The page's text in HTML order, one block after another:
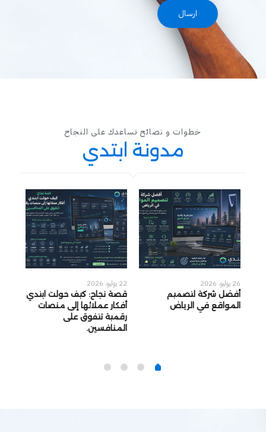
خطوات و نصائح تساعدك على النجاح
مدونة ابتدي
26 يوليو، 2026
أفضل شركة لتصميم
المواقع في الرياض
22 يوليو، 2026
قصة نجاح: كيف حولت ابتدي
أفكار عملائها إلى منصات
رقمية تتفوق على
المنافسين.